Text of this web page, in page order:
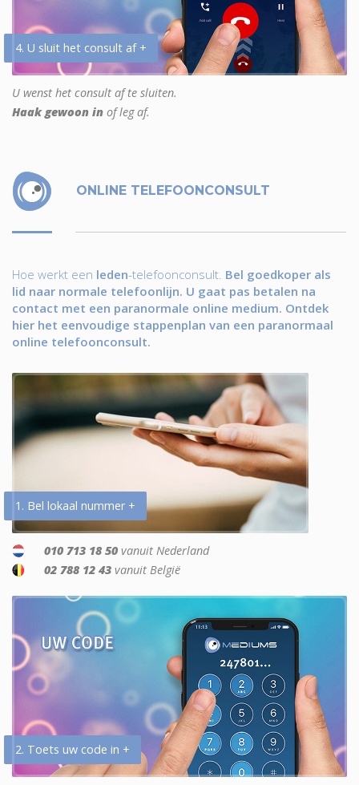
4. U sluit het consult af +
U wenst het consult af te sluiten.
Haak gewoon in of leg af.
ONLINE TELEFOONCONSULT
Hoe werkt een leden-telefoonconsult. Bel goedkoper als
lid naar normale telefoonlijn. U gaat pas betalen na
contact met een paranormale online medium. Ontdek
hier het eenvoudige stappenplan van een paranormaal
online telefoonconsult.
1. Bel lokaal nummer +
010 713 18 50 vanuit Nederland
02 788 12 43 vanuit België
2. Toets uw code in +